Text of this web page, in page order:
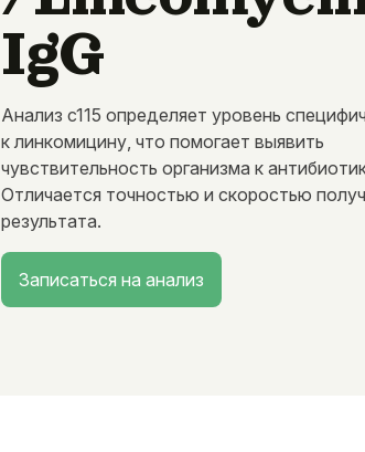
IgG
Анализ c115 определяет уровень
к линкомицину, что помогает выявить
чувствительность организма к
Отличается точностью и скоростью
результата.
Записаться на анализ